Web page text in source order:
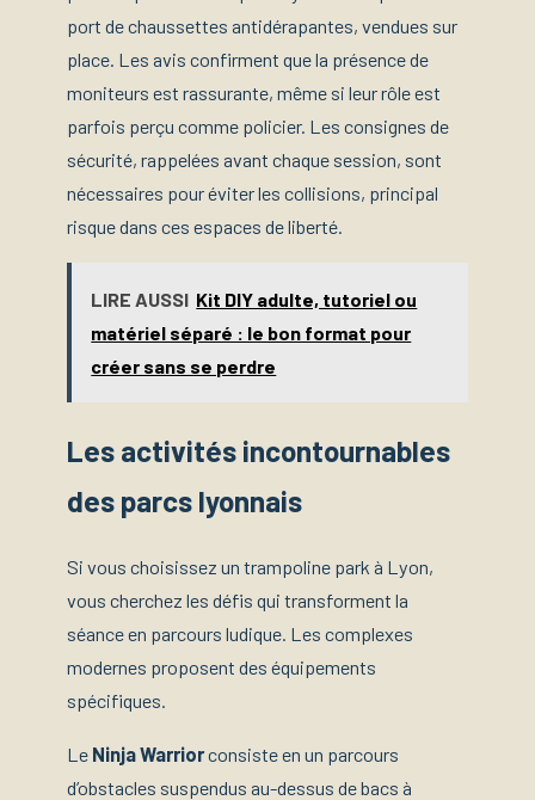
port de chaussettes antidérapantes, vendues sur
place. Les avis confirment que la présence de
moniteurs est rassurante, même si leur rôle est
parfois perçu comme policier. Les consignes de
sécurité, rappelées avant chaque session, sont
nécessaires pour éviter les collisions, principal
risque dans ces espaces de liberté.
LIRE AUSSI Kit DIY adulte, tutoriel ou
matériel séparé : le bon format pour
créer sans se perdre
Les activités incontournables
des parcs lyonnais
Si vous choisissez un trampoline park à Lyon,
vous cherchez les défis qui transforment la
séance en parcours ludique. Les complexes
modernes proposent des équipements
spécifiques.
Le Ninja Warriorconsiste en un parcours
d’obstacles suspendus au-dessus de bacs à